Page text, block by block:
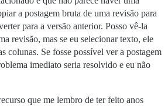
a postagem bruta de uma revisão para
para a versão anterior. Posso vê-la
revisão, mas se eu selecionar texto, ele
colunas. Se fosse possível ver a postagem
imediato seria resolvido e eu não
que me lembro de ter feito anos